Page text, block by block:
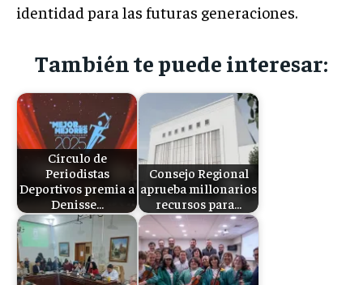
identidad para las futuras generaciones.
También te puede interesar:
Círculo de
Periodistas
Deportivos premia a
Denisse…
Consejo Regional
aprueba millonarios
recursos para…